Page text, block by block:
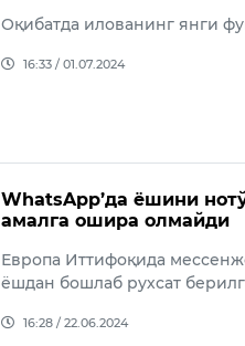
Оқибатда илованинг янги
16:33 / 01.07.2024
WhatsApp’да ёшини
амалга ошира олмайди
Европа Иттифоқида
ёшдан бошлаб рухсат
16:28 / 22.06.2024